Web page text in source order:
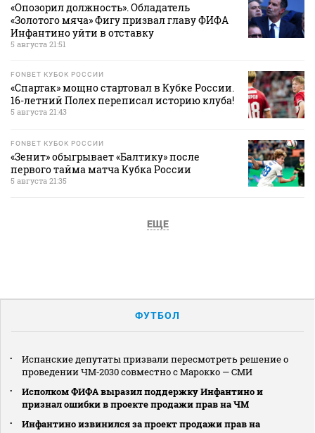
«Опозорил должность». Обладатель
«Золотого мяча» Фигу призвал главу ФИФА
Инфантино уйти в отставку
5 августа 21:51
FONBET КУБОК РОССИИ
«Спартак» мощно стартовал в Кубке России.
16-летний Полех переписал историю клуба!
5 августа 21:43
FONBET КУБОК РОССИИ
«Зенит» обыгрывает «Балтику» после
первого тайма матча Кубка России
5 августа 21:35
ЕЩЕ
ФУТБОЛ
Испанские депутаты призвали пересмотреть решение о
проведении ЧМ‑2030 совместно с Марокко — СМИ
Исполком ФИФА выразил поддержку Инфантино и
признал ошибки в проекте продажи прав на ЧМ
Инфантино извинился за проект продажи прав на